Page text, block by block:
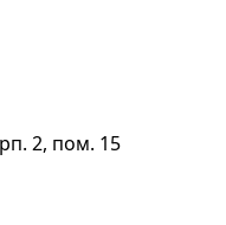
2, пом. 15